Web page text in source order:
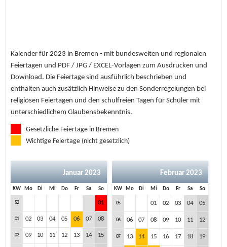
Kalender für 2023 in Bremen - mit bundesweiten und regionalen
Feiertagen und PDF / JPG / EXCEL-Vorlagen zum Ausdrucken und
Download. Die Feiertage sind ausführlich beschrieben und
enthalten auch zusätzlich Hinweise zu den Sonderregelungen bei
religiösen Feiertagen und den schulfreien Tagen für Schüler mit
unterschiedlichem Glaubensbekenntnis.
Gesetzliche Feiertage in Bremen
Wichtige Feiertage (nicht gesetzlich)
Januar 2023
KW Mo Di Mi Do Fr Sa So
52 01
01 02 03 04 05 06 07 08
02 09 10 11 12 13 14 15
Februar 2023
KW Mo Di Mi Do Fr Sa So
05 01 02 03 04 05
06 06 07 08 09 10 11 12
07 13 14 15 16 17 18 19